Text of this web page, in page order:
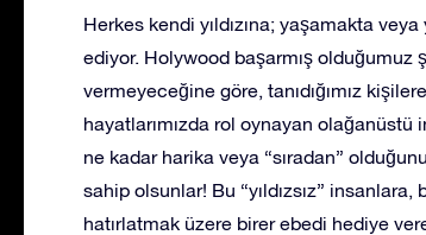
Herkes kendi yıldızına; yaşamakta
ediyor. Holywood başarmış olduğumuz
vermeyeceğine göre, tanıdığımız
hayatlarımızda rol oynayan
ne kadar harika veya “sıradan”
sahip olsunlar! Bu “yıldızsız”
hatırlatmak üzere birer ebedi hediye